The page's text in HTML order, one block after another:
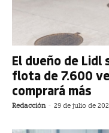
El dueño de Lidl
flota de 7.600
comprará más
Redacción - 29 de julio de